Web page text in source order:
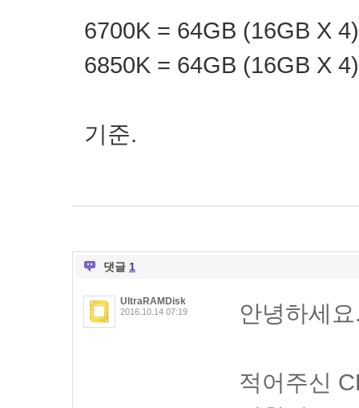
6700K = 64GB (16GB X 4)
6850K = 64GB (16GB X 4)
기준.
댓글 1
UltraRAMDisk
2016.10.14 07:19 안녕하세
적어주신